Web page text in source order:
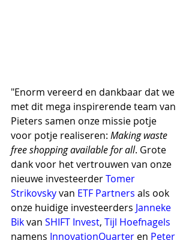
"Enorm vereerd en dankbaar dat we
met dit mega inspirerende team van
Pieters samen onze missie potje
voor potje realiseren: Making waste
free shopping available for all. Grote
dank voor het vertrouwen van onze
nieuwe investeerder Tomer
Strikovsky van ETF Partners als ook
onze huidige investeerders Janneke
Bik van SHIFT Invest, Tijl Hoefnagels
namens InnovationQuarter en Peter